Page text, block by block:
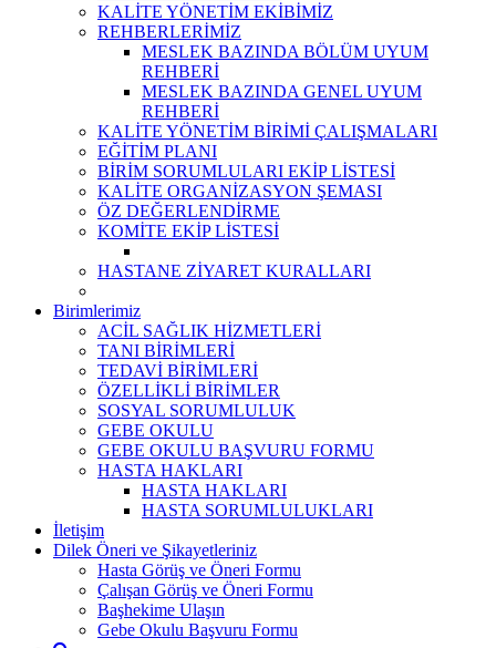
KALİTE YÖNETİM EKİBİMİZ
REHBERLERİMİZ
MESLEK BAZINDA BÖLÜM UYUM
REHBERİ
MESLEK BAZINDA GENEL UYUM
REHBERİ
KALİTE YÖNETİM BİRİMİ ÇALIŞMALARI
EĞİTİM PLANI
BİRİM SORUMLULARI EKİP LİSTESİ
KALİTE ORGANİZASYON ŞEMASI
ÖZ DEĞERLENDİRME
KOMİTE EKİP LİSTESİ
HASTANE ZİYARET KURALLARI
Birimlerimiz
ACİL SAĞLIK HİZMETLERİ
TANI BİRİMLERİ
TEDAVİ BİRİMLERİ
ÖZELLİKLİ BİRİMLER
SOSYAL SORUMLULUK
GEBE OKULU
GEBE OKULU BAŞVURU FORMU
HASTA HAKLARI
HASTA HAKLARI
HASTA SORUMLULUKLARI
İletişim
Dilek Öneri ve Şikayetleriniz
Hasta Görüş ve Öneri Formu
Çalışan Görüş ve Öneri Formu
Başhekime Ulaşın
Gebe Okulu Başvuru Formu